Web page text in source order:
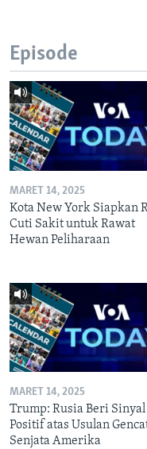
Episode
MARET 14, 2025
Kota New York Siapkan
Cuti Sakit untuk Rawat
Hewan Peliharaan
MARET 14, 2025
Trump: Rusia Beri Sinyal
Positif atas Usulan
Senjata Amerika